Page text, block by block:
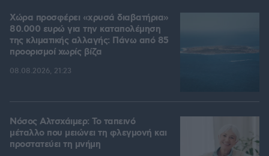
Χώρα προσφέρει «χρυσά διαβατήρια»
80.000 ευρώ για την καταπολέμηση
της κλιματικής αλλαγής: Πάνω από 85
προορισμοί χωρίς βίζα
08.08.2026, 21:23
Νόσος Αλτσχάιμερ: Το ταπεινό
μέταλλο που μειώνει τη φλεγμονή και
προστατεύει τη μνήμη